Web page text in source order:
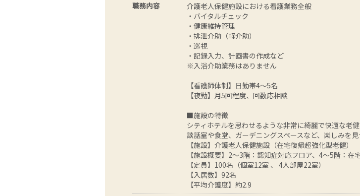
職務内容
介護老人保健施設における看護業務全般
・バイタルチェック
・健康維持管理
・排泄介助（軽介助）
・巡視
・記録入力、計画書の作成など
※入浴介助業務はありません
【看護師体制】日勤帯4～5名
【夜勤】月5回程度、回数応相談
■施設の特徴
シティホテルを思わせるような非常に綺麗で快適な老健
談話室や食堂、ガーデニングスペースなど、楽しみを
【施設】介護老人保健施設（在宅復帰超強化型老健）
【施設概要】2～3階：認知症対応フロア、4～5階：在
【定員】100名（個室12室 、 4人部屋22室）
【入居数】92名
【平均介護度】約2.9